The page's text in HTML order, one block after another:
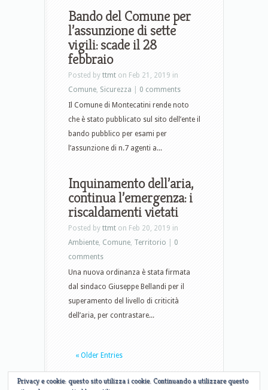
Bando del Comune per
l’assunzione di sette
vigili: scade il 28
febbraio
Posted by ttmt on Feb 21, 2019 in
Comune, Sicurezza
0 comments
Il Comune di Montecatini rende noto
che è stato pubblicato sul sito dell’ente il
bando pubblico per esami per
l’assunzione di n.7 agenti a...
Inquinamento dell’aria,
continua l’emergenza: i
riscaldamenti vietati
Posted by ttmt on Feb 20, 2019 in
Ambiente, Comune, Territorio
0
comments
Una nuova ordinanza è stata firmata
dal sindaco Giuseppe Bellandi per il
superamento del livello di criticità
dell’aria, per contrastare...
« Older Entries
Privacy e cookie: questo sito utilizza i cookie. Continuando a utilizzare questo